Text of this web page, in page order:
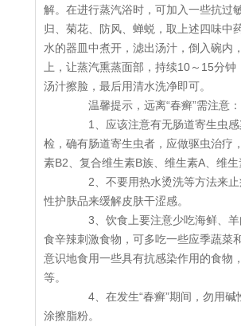
解。在进行蒸汽浴时，可加入一些抗过
归、菊花、防风、蝉蜕，取上述四味中
水的器皿中煮开，滤出汤汁，倒入碗内
上，让蒸汽熏蒸面部，持续10～15分钟
汤汁擦脸，最后用清水洗净即可。
温馨提示，远离“春癣”需注意：
1、应该注意有无肠道寄生虫感
检，确有肠道寄生虫者，应做驱虫治疗
素B2、复合维生素B族、维生素A、维生
2、不要用热水烫洗等方法来止
性护肤品来缓解皮肤干涩感。
3、饮食上要注意少吃海鲜、羊
食辛辣刺激食物，可多吃一些应季蔬菜
意识地食用一些具有抗感染作用的食物
等。
4、在发生“春癣”期间，勿用碱
涂擦脂粉。